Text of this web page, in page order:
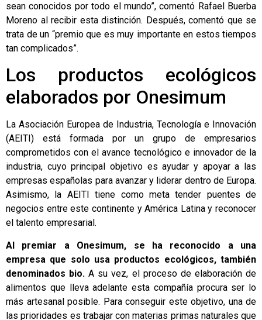
sean conocidos por todo el mundo”, comentó Rafael Buerba
Moreno al recibir esta distinción. Después, comentó que se
trata de un “premio que es muy importante en estos tiempos
tan complicados”.
Los productos ecológicos
elaborados por Onesimum
La Asociación Europea de Industria, Tecnología e Innovación
(AEITI) está formada por un grupo de empresarios
comprometidos con el avance tecnológico e innovador de la
industria, cuyo principal objetivo es ayudar y apoyar a las
empresas españolas para avanzar y liderar dentro de Europa.
Asimismo, la AEITI tiene como meta tender puentes de
negocios entre este continente y América Latina y reconocer
el talento empresarial.
Al premiar a Onesimum, se ha reconocido a una
empresa que solo usa productos ecológicos, también
denominados bio.A su vez, el proceso de elaboración de
alimentos que lleva adelante esta compañía procura ser lo
más artesanal posible. Para conseguir este objetivo, una de
las prioridades es trabajar con materias primas naturales que